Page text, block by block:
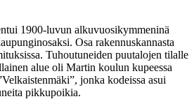
1900-luvun alkuvuosikymmeninä
Osa rakennuskannasta
Tuhoutuneiden puutalojen tilalle
alue oli Martin koulun kupeessa
jonka kodeissa asui
pikkupoikia.